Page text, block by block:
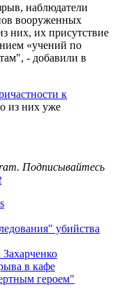
наблюдатели
вооруженных
них, их присутствие
«учений по
- добавили в
к
из них уже
Подписывайтесь
убийства
в кафе
героем"